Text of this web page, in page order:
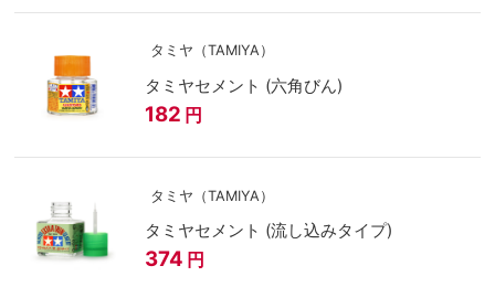
タミヤ（TAMIYA）
タミヤセメント (六角びん)
182 円
タミヤ（TAMIYA）
タミヤセメント (流し込みタイプ)
374 円